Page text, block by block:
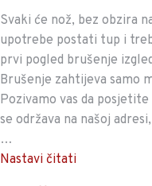
Svaki će nož, bez obzira
upotrebe postati tup i
prvi pogled brušenje
Brušenje zahtijeva samo
Pozivamo vas da
se održava na našoj
…
Nastavi čitati